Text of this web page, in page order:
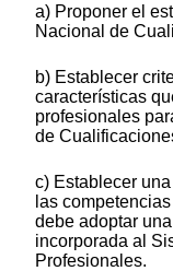
a) Proponer el
Nacional de
b) Establecer
características
profesionales
de
c) Establecer
las
debe adoptar
incorporada al
Profesionales.